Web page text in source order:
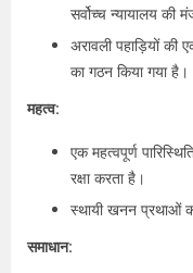
सर्वोच्च न्यायालय की
अरावली पहाड़ियों की
का गठन किया गया है।
महत्व:
एक महत्वपूर्ण
रक्षा करता है।
स्थायी खनन प्रथाओं
समाधान: